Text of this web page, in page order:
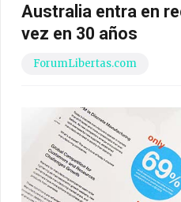
Australia entra en
vez en 30 años
ForumLibertas.com